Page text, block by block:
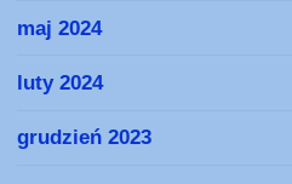
maj 2024
luty 2024
grudzień 2023